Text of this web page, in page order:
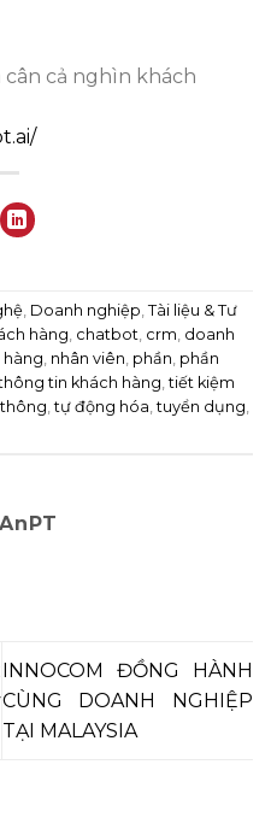
cả nghìn khách
Doanh nghiệp Tài liệu & Tư
hàng chatbot crm doanh
hàng nhân viên phần phần
tin khách hàng ,tiết kiệm
,tự động hóa ,tuyển dụng
INNOCOM ĐỒNG HÀNH
CÙNG DOANH NGHIỆP
TẠI MALAYSIA